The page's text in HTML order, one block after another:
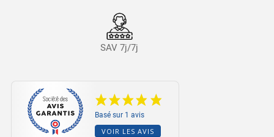
SAV 7j/7j
Basé sur 1 avis
VOIR LES AVIS